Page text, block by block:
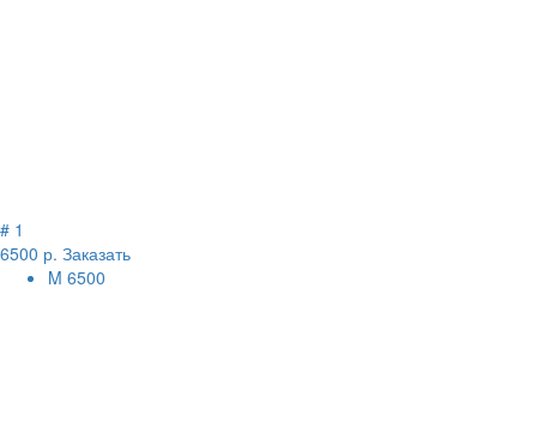
# 1
6500 р. Заказать
M 6500